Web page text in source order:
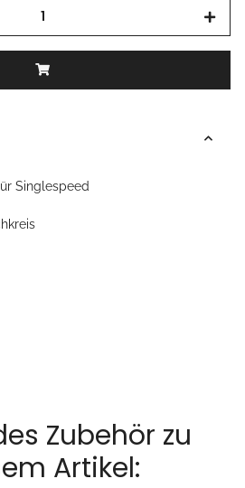
Singlespeed
Zubehör zu
Artikel: